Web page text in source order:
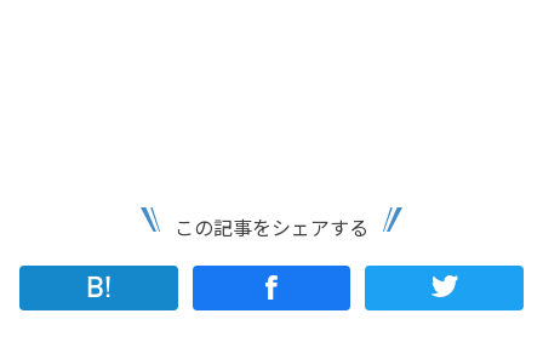
この記事をシェアする